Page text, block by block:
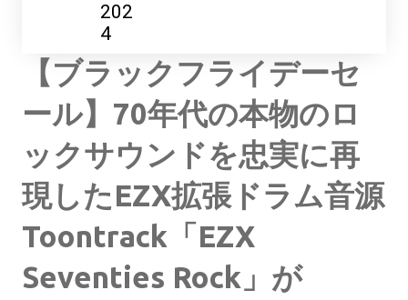
202
4
【ブラックフライデーセ
ール】70年代の本物のロ
ックサウンドを忠実に再
現したEZX拡張ドラム音源
Toontrack「EZX
Seventies Rock」が